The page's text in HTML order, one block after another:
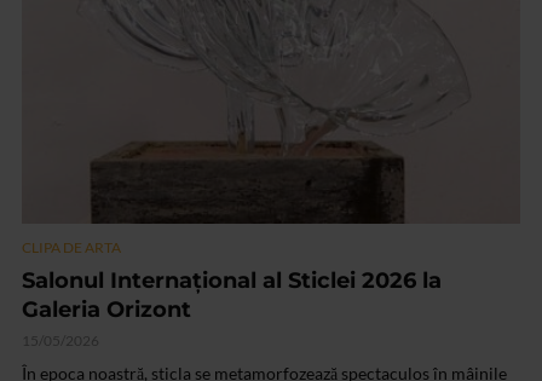
CLIPA DE ARTA
Salonul Internațional al Sticlei 2026 la
Galeria Orizont
15/05/2026
În epoca noastră, sticla se metamorfozează spectaculos în mâinile